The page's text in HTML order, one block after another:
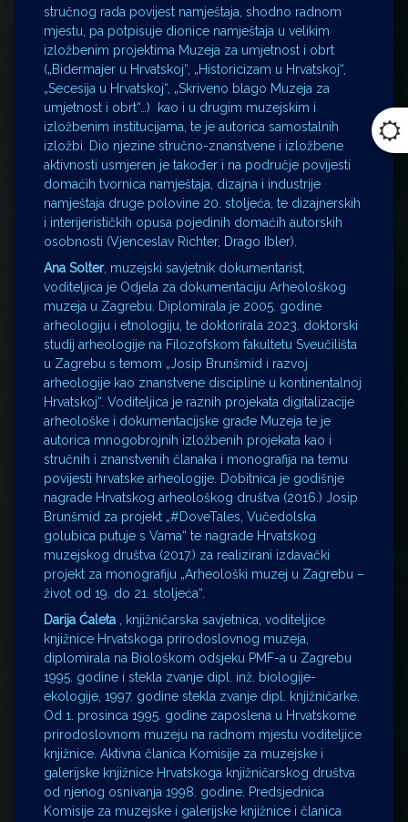
stručnog rada povijest namještaja, shodno radnom
mjestu, pa potpisuje dionice namještaja u velikim
izložbenim projektima Muzeja za umjetnost i obrt
(„Bidermajer u Hrvatskoj“, „Historicizam u Hrvatskoj“,
„Secesija u Hrvatskoj“, „Skriveno blago Muzeja za
umjetnost i obrt“…) kao i u drugim muzejskim i
izložbenim institucijama, te je autorica samostalnih
izložbi. Dio njezine stručno-znanstvene i izložbene
aktivnosti usmjeren je također i na područje povijesti
domaćih tvornica namještaja, dizajna i industrije
namještaja druge polovine 20. stoljeća, te dizajnerskih
i interijerističkih opusa pojedinih domaćih autorskih
osobnosti (Vjenceslav Richter, Drago Ibler).
Ana Solter, muzejski savjetnik dokumentarist,
voditeljica je Odjela za dokumentaciju Arheološkog
muzeja u Zagrebu. Diplomirala je 2005. godine
arheologiju i etnologiju, te doktorirala 2023. doktorski
studij arheologije na Filozofskom fakultetu Sveučilišta
u Zagrebu s temom „Josip Brunšmid i razvoj
arheologije kao znanstvene discipline u kontinentalnoj
Hrvatskoj“. Voditeljica je raznih projekata digitalizacije
arheološke i dokumentacijske građe Muzeja te je
autorica mnogobrojnih izložbenih projekata kao i
stručnih i znanstvenih članaka i monografija na temu
povijesti hrvatske arheologije. Dobitnica je godišnje
nagrade Hrvatskog arheološkog društva (2016.) Josip
Brunšmid za projekt „#DoveTales, Vučedolska
golubica putuje s Vama“ te nagrade Hrvatskog
muzejskog društva (2017.) za realizirani izdavački
projekt za monografiju „Arheološki muzej u Zagrebu –
život od 19. do 21. stoljeća“.
Darija Ćaleta , knjižničarska savjetnica, voditeljice
knjižnice Hrvatskoga prirodoslovnog muzeja,
diplomirala na Biološkom odsjeku PMF-a u Zagrebu
1995. godine i stekla zvanje dipl. inž. biologije-
ekologije, 1997. godine stekla zvanje dipl. knjižničarke.
Od 1. prosinca 1995. godine zaposlena u Hrvatskome
prirodoslovnom muzeju na radnom mjestu voditeljice
knjižnice. Aktivna članica Komisije za muzejske i
galerijske knjižnice Hrvatskoga knjižničarskog društva
od njenog osnivanja 1998. godine. Predsjednica
Komisije za muzejske i galerijske knjižnice i članica